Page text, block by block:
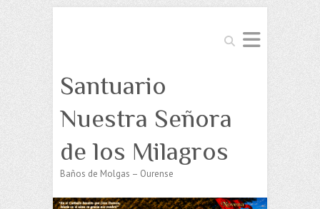
Buscar
Santuario
Nuestra Señora
de los Milagros
Baños de Molgas – Ourense